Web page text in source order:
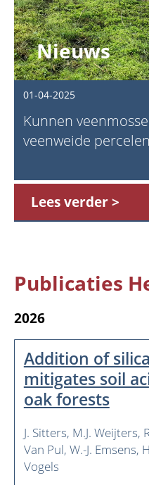
Nieuws
01-04-2025
Kunnen
veenweide
Lees verder
Publicaties
2026
Addition of
mitigates soil
oak forests
J. Sitters M.J. Weijters
Van Pul W.-J. Emsens
Vogels